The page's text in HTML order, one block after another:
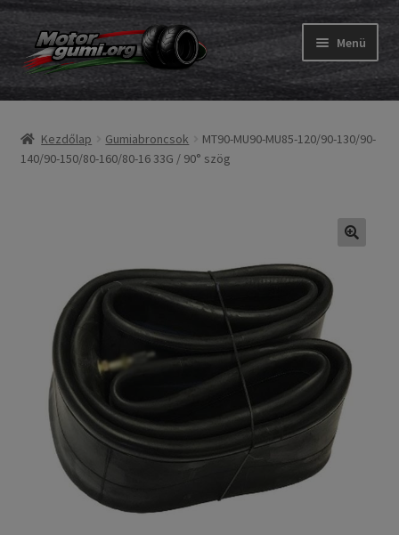
Ugrás
a
navigációhoz
Kilépés
a
tartalomba
Menü
Gumik
Expand
menu
Belső gumi és szalag
Expand
Expand
Tesztek
Kapcs.
Kezdőlap Gumiabroncsok
MT90-MU90-MU85-120/90-130/90-
140/90-150/80-160/80-16 33G / 90° szög